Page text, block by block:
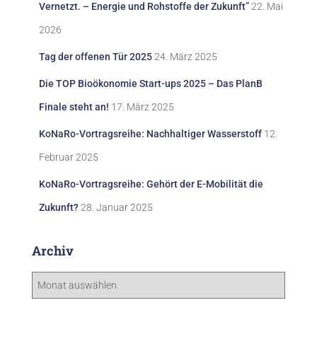
Vernetzt. – Energie und Rohstoffe der Zukunft”22. Mai
2026
Tag der offenen Tür 202524. März 2025
Die TOP Bioökonomie Start-ups 2025 – Das PlanB
Finale steht an! 17. März 2025
KoNaRo-Vortragsreihe: Nachhaltiger Wasserstoff 12.
Februar 2025
KoNaRo-Vortragsreihe: Gehört der E-Mobilität die
Zukunft?28. Januar 2025
Archiv